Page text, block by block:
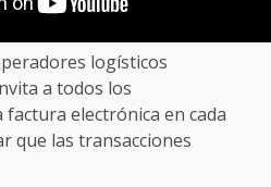
logísticos
a todos los
electrónica en cada
que las transacciones